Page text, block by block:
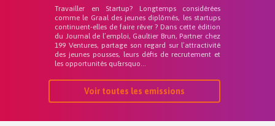
Travailler en Startup? Longtemps considérées
comme le Graal des jeunes diplômés, les startups
continuent-elles de faire rêver ? Dans cette édition
du Journal de l’emploi, Gaultier Brun, Partner chez
199 Ventures, partage son regard sur l’attractivité
des jeunes pousses, leurs défis de recrutement et
les opportunités qu&rsquo...
Voir toutes les emissions